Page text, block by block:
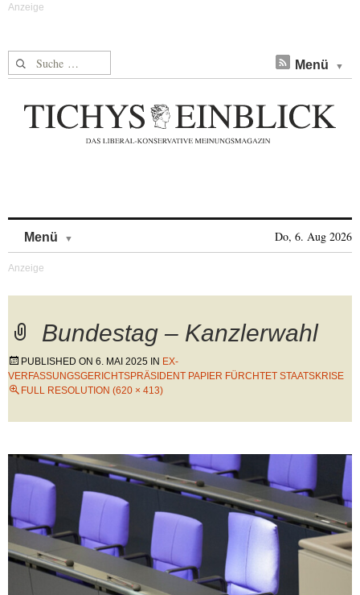
Suche nach: Menü
Menü Do, 6. Aug 2026
Bundestag – Kanzlerwahl
PUBLISHED ON 6. MAI 2025 IN EX-
VERFASSUNGSGERICHTSPRÄSIDENT PAPIER FÜRCHTET STAATSKRISE
FULL RESOLUTION (620 × 413)